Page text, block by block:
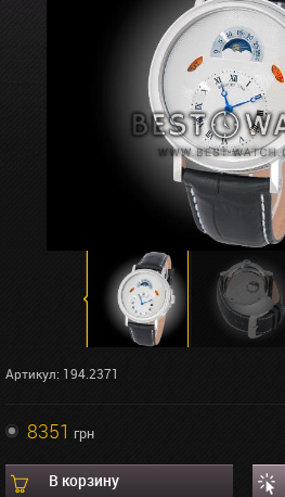
Артикул: 194.2371
8351 грн
В корзину